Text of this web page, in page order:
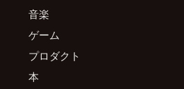
音楽
ゲーム
プロダクト
本